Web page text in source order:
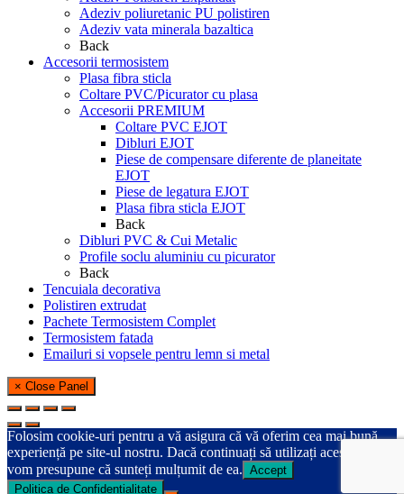
Adeziv poliuretanic PU polistiren
Adeziv vata minerala bazaltica
Back
Accesorii termosistem
Plasa fibra sticla
Coltare PVC/Picurator cu plasa
Accesorii PREMIUM
Coltare PVC EJOT
Dibluri EJOT
Piese de compensare diferente de planeitate
EJOT
Piese de legatura EJOT
Plasa fibra sticla EJOT
Back
Dibluri PVC & Cui Metalic
Profile soclu aluminiu cu picurator
Back
Tencuiala decorativa
Polistiren extrudat
Pachete Termosistem Complet
Termosistem fatada
Emailuri si vopsele pentru lemn si metal
× Close Panel
Folosim cookie-uri pentru a vă asigura că vă oferim cea mai bună
experiență pe site-ul nostru. Dacă continuați să utilizați acest site,
vom presupune că sunteți mulțumit de ea. Accept
Politica de Confidentialitate